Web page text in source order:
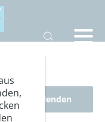
Filter einblenden